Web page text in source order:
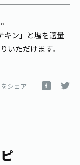
キン」と塩を適量
いただけます。
シェア